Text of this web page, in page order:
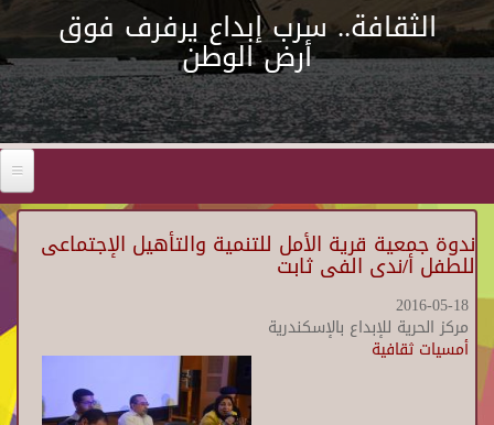
الثقافة.. سرب إبداع يرفرف فوق
أرض الوطن
ندوة جمعية قرية الأمل للتنمية والتأهيل الإجتماعى
للطفل أ/ندى الفى ثابت
2016-05-18
مركز الحرية للإبداع بالإسكندرية
أمسيات ثقافية